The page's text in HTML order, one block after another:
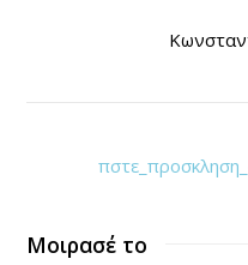
Μοιρασέ το